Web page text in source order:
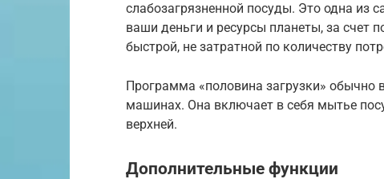
слабозагрязненной посуды. Это одна
ваши деньги и ресурсы планеты, за счет
быстрой, не затратной по количеству
Программа «половина загрузки» обычно
машинах. Она включает в себя мытье
верхней.
Дополнительные функции